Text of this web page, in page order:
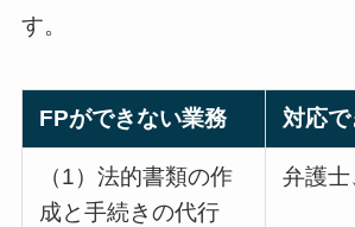
す。
FPができない業務 対応
（1）法的書類の作
成と手続きの代行
弁護